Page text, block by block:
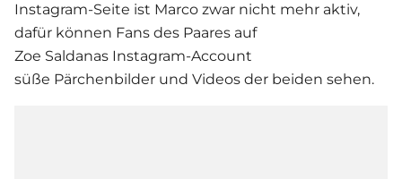
Instagram-Seite ist Marco zwar nicht mehr aktiv,
dafür können Fans des Paares auf
Zoe Saldanas Instagram-Account
süße Pärchenbilder und Videos der beiden sehen.